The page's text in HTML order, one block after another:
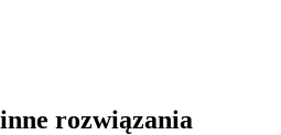
rozwiązania